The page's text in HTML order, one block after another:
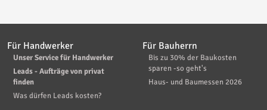
Für Handwerker
Unser Service für Handwerker
Leads - Aufträge von privat
finden
Was dürfen Leads kosten?
Für Bauherrn
Bis zu 30% der Baukosten
sparen -so geht's
Haus- und Baumessen 2026